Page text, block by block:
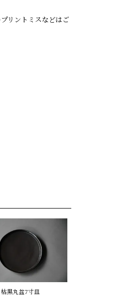
リントミスなどはご
黒丸盆7寸皿